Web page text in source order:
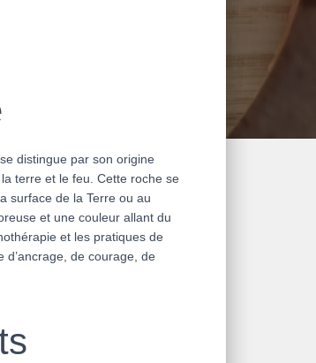
distingue par son origine
terre et le feu. Cette roche se
surface de la Terre ou au
et une couleur allant du
et les pratiques de
d’ancrage, de courage, de